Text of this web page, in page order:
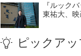
『ルック
東祐大、
ピックア